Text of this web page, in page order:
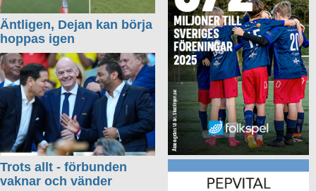
Äntligen, Dejan kan börja
hoppas igen
Trots allt - förbunden
vaknar och vänder